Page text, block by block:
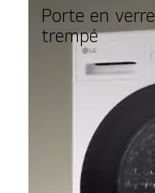
Porte en verre
trempé